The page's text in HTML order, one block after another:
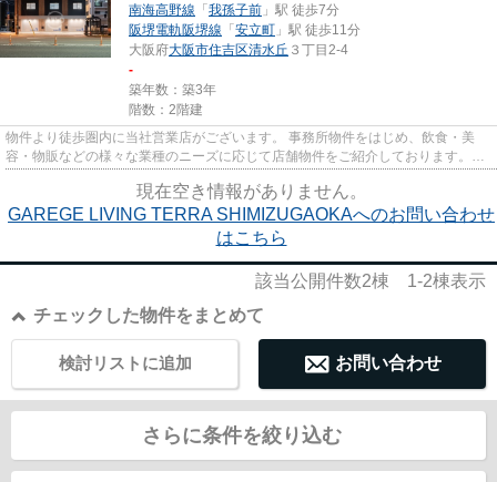
南海高野線 「我孫子前 」駅 徒歩7分
阪堺電軌阪堺線 「安立町 」駅 徒歩11分
大阪府大阪市住吉区清水丘 ３丁目2-4
-
築年数：築3年
階数：2階建
物件より徒歩圏内に当社営業店がございます。 事務所物件をはじめ、飲食・美
容・物販などの様々な業種のニーズに応じて店舗物件をご紹介しております。
尚、弊社ではおとり広告は一切...
現在空き情報がありません。
GAREGE LIVING TERRA SHIMIZUGAOKAへのお問い合わせ
はこちら
該当公開件数2棟 1-2棟表示
チェックした物件をまとめて
お問い合わせ
検討リストに追加
さらに条件を絞り込む